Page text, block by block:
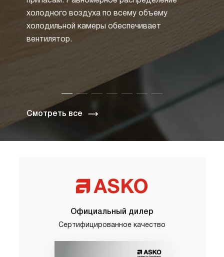
холодного воздуха по всему объему
холодильной камеры обеспечивает
вентилятор.
Смотреть все
Официальный дилер
Сертифицированное качество